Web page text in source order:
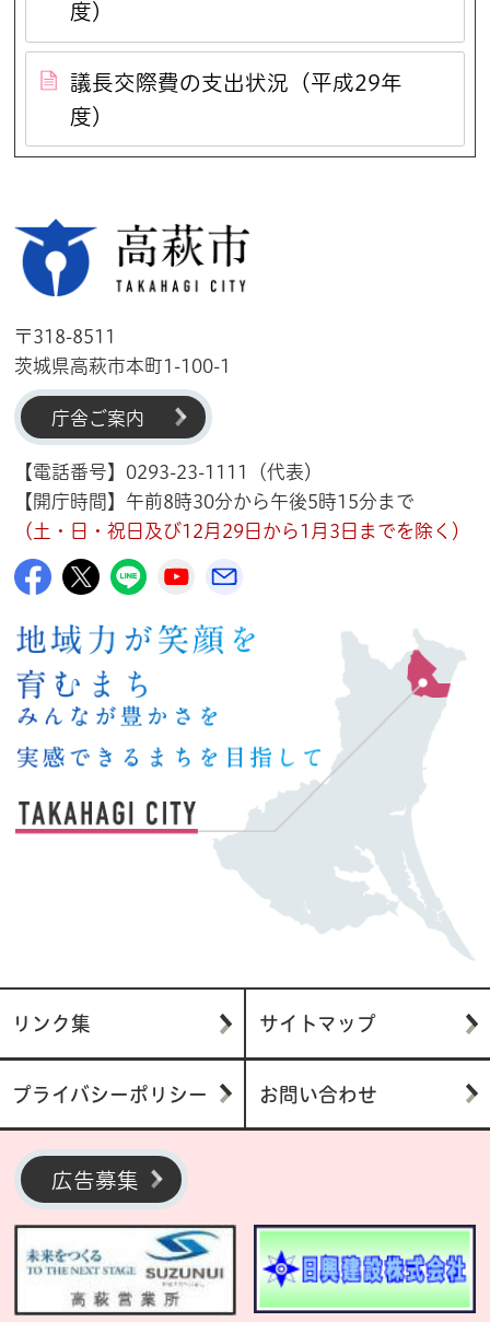
度）
議長交際費の支出状況（平成29年
度）
〒318-8511
茨城県高萩市本町1-100-1
庁舎ご案内
【電話番号】0293-23-1111（代表）
【開庁時間】午前8時30分から午後5時15分まで
（土・日・祝日及び12月29日から1月3日までを除く）
高萩市公式Facebook
高萩市公式X
高萩市公式LINE
高萩市YouTube公式チャンネル
リンク集 サイトマップ
プライバシーポリシー お問い合わせ
広告募集